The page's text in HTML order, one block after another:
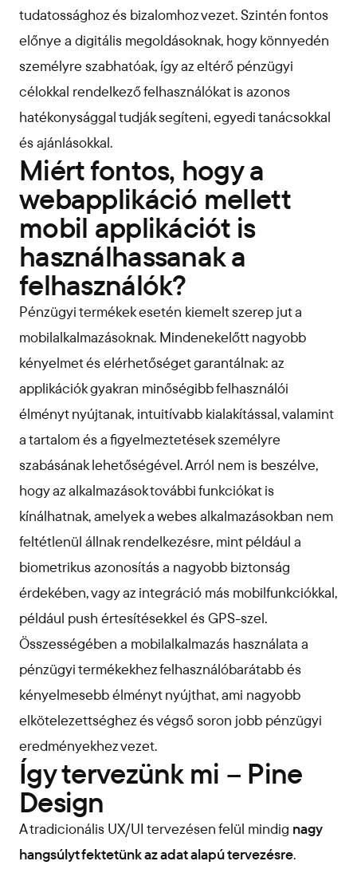
tudatossághoz és bizalomhoz vezet. Szintén fontos
előnye a digitális megoldásoknak, hogy könnyedén
személyre szabhatóak, így az eltérő pénzügyi
célokkal rendelkező felhasználókat is azonos
hatékonysággal tudják segíteni, egyedi tanácsokkal
és ajánlásokkal.
Miért fontos, hogy a
webapplikáció mellett
mobil applikációt is
használhassanak a
felhasználók?
Pénzügyi termékek esetén kiemelt szerep jut a
mobilalkalmazásoknak. Mindenekelőtt nagyobb
kényelmet és elérhetőséget garantálnak: az
applikációk gyakran minőségibb felhasználói
élményt nyújtanak, intuitívabb kialakítással, valamint
a tartalom és a figyelmeztetések személyre
szabásának lehetőségével. Arról nem is beszélve,
hogy az alkalmazások további funkciókat is
kínálhatnak, amelyek a webes alkalmazásokban nem
feltétlenül állnak rendelkezésre, mint például a
biometrikus azonosítás a nagyobb biztonság
érdekében, vagy az integráció más mobilfunkciókkal,
például push értesítésekkel és GPS-szel.
Összességében a mobilalkalmazás használata a
pénzügyi termékekhez felhasználóbarátabb és
kényelmesebb élményt nyújthat, ami nagyobb
elkötelezettséghez és végső soron jobb pénzügyi
eredményekhez vezet.
Így tervezünk mi – Pine
Design
A tradicionális UX/UI tervezésen felül mindig nagy
hangsúlyt fektetünk az adat alapú tervezésre.